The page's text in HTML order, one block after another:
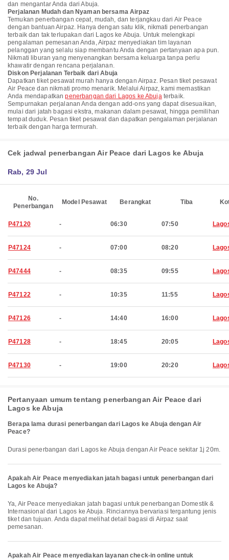
dan mengantar Anda dari Abuja.
Perjalanan Mudah dan Nyaman bersama Airpaz
Temukan penerbangan cepat, mudah, dan terjangkau dari Air Peace
dengan bantuan Airpaz. Hanya dengan satu klik, nikmati penerbangan
terbaik dan tak terlupakan dari Lagos ke Abuja. Untuk melengkapi
pengalaman pemesanan Anda, Airpaz menyediakan tim layanan
pelanggan yang selalu siap membantu Anda dengan pertanyaan apa pun.
Nikmati liburan yang menyenangkan bersama keluarga tanpa perlu
khawatir dengan rencana perjalanan.
Diskon Perjalanan Terbaik dari Abuja
Dapatkan tiket pesawat murah hanya dengan Airpaz. Pesan tiket pesawat
Air Peace dan nikmati promo menarik. Melalui Airpaz, kami memastikan
Anda mendapatkanpenerbangan dari Lagos ke Abujaterbaik.
Sempurnakan perjalanan Anda dengan add-ons yang dapat disesuaikan,
mulai dari jatah bagasi ekstra, makanan dalam pesawat, hingga pemilihan
tempat duduk. Pesan tiket pesawat dan dapatkan pengalaman perjalanan
terbaik dengan harga termurah.
Cek jadwal penerbangan Air Peace dari Lagos ke Abuja
Rab, 29 Jul
No.
Penerbangan
Model Pesawat Berangkat Tiba
P47120 - 06:30 07:50
P47124 - 07:00 08:20
P47444 - 08:35 09:55
P47122 - 10:35 11:55
P47126 - 14:40 16:00
P47128 - 18:45 20:05
P47130 - 19:00 20:20
Pertanyaan umum tentang penerbangan Air Peace dari
Lagos ke Abuja
Berapa lama durasi penerbangan dari Lagos ke Abuja dengan Air
Peace?
Durasi penerbangan dari Lagos ke Abuja dengan Air Peace sekitar 1j 20m.
Apakah Air Peace menyediakan jatah bagasi untuk penerbangan dari
Lagos ke Abuja?
Ya, Air Peace menyediakan jatah bagasi untuk penerbangan Domestik &
Internasional dari Lagos ke Abuja. Rinciannya bervariasi tergantung jenis
tiket dan tujuan. Anda dapat melihat detail bagasi di Airpaz saat
pemesanan.
Apakah Air Peace menyediakan layanan check-in online untuk